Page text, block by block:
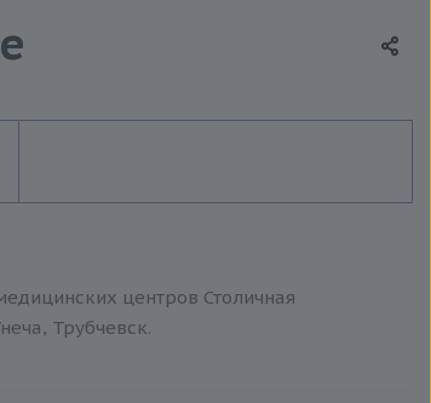
центров Столичная
Трубчевск.